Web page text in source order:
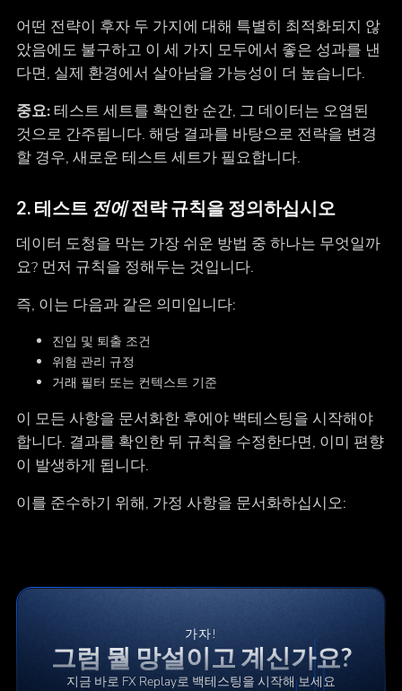
어떤 전략이 후자 두 가지에 대해 특별히 최적화되지 않
았음에도 불구하고 이 세 가지 모두에서 좋은 성과를 낸
다면, 실제 환경에서 살아남을 가능성이 더 높습니다.
중요:테스트 세트를 확인한 순간, 그 데이터는 오염된
것으로 간주됩니다. 해당 결과를 바탕으로 전략을 변경
할 경우, 새로운 테스트 세트가 필요합니다.
2. 테스트 전에전략 규칙을 정의하십시오
데이터 도청을 막는 가장 쉬운 방법 중 하나는 무엇일까
요? 먼저 규칙을 정해두는 것입니다.
즉, 이는 다음과 같은 의미입니다:
진입 및 퇴출 조건
위험 관리 규정
거래 필터 또는 컨텍스트 기준
이 모든 사항을 문서화한 후에야 백테스팅을 시작해야
합니다. 결과를 확인한 뒤 규칙을 수정한다면, 이미 편향
이 발생하게 됩니다.
이를 준수하기 위해, 가정 사항을 문서화하십시오:
가자!
그럼 뭘 망설이고 계신가요?
지금 바로 FX Replay로 백테스팅을 시작해 보세요